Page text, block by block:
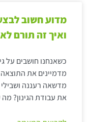
מדוע חשוב
ואיך זה תורם
כשאנחנו חושבים על
מדמיינים את
מדשאה רעננה ושבילי
את עבודת הגינון?